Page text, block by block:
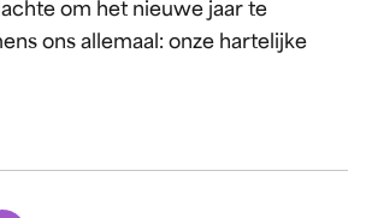
om het nieuwe jaar te
ons allemaal: onze hartelijke